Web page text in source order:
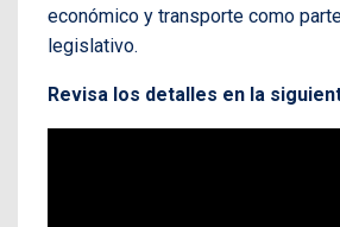
económico y transporte como
legislativo.
Revisa los detalles en la